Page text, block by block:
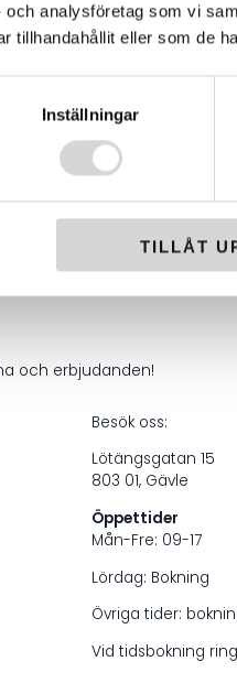
analysföretag som vi
tillhandahållit eller som de
Inställningar
TILLÅT
och erbjudanden!
Besök oss:
Lötängsgatan 15
803 01, Gävle
Öppettider
Mån-Fre: 09-17
Lördag: Bokning
Övriga tider:
Vid tidsbokning